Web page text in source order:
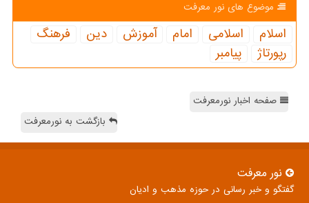
موضوع های نور معرفت
اسلام اسلامی امام آموزش دین
فرهنگ
رپورتاژ
پیامبر
صفحه اخبار نورمعرفت
بازگشت به نورمعرفت
نور معرفت
گفتگو و خبر رسانی در حوزه مذهب و ادیان